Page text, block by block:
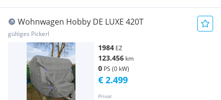
Wohnwagen Hobby DE LUXE 420T
gültiges Pickerl
1984 EZ
123.456 km
0 PS (0 kW)
Privat
€ 2.499